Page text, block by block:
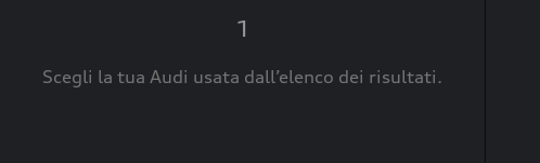
1
Scegli la tua Audi usata dall’elenco dei risultati.